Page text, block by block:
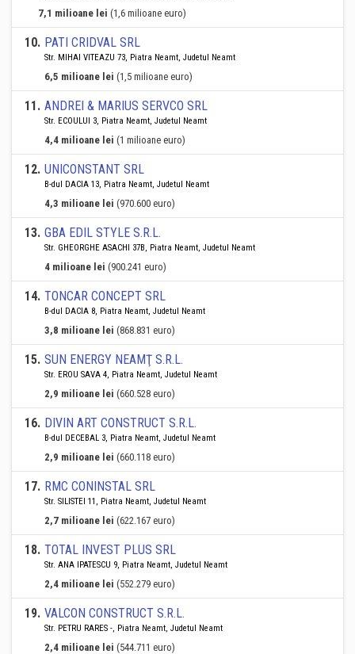
7,1 milioane lei (1,6 milioane euro)
10. PATI CRIDVAL SRL
Str. MIHAI VITEAZU 73, Piatra Neamt, Judetul Neamt
6,5 milioane lei (1,5 milioane euro)
11. ANDREI & MARIUS SERVCO SRL
Str. ECOULUI 3, Piatra Neamt, Judetul Neamt
4,4 milioane lei (1 milioane euro)
12. UNICONSTANT SRL
B-dul DACIA 13, Piatra Neamt, Judetul Neamt
4,3 milioane lei (970.600 euro)
13. GBA EDIL STYLE S.R.L.
Str. GHEORGHE ASACHI 37B, Piatra Neamt, Judetul Neamt
4 milioane lei (900.241 euro)
14. TONCAR CONCEPT SRL
B-dul DACIA 8, Piatra Neamt, Judetul Neamt
3,8 milioane lei (868.831 euro)
15. SUN ENERGY NEAMŢ S.R.L.
Str. EROU SAVA 4, Piatra Neamt, Judetul Neamt
2,9 milioane lei (660.528 euro)
16. DIVIN ART CONSTRUCT S.R.L.
B-dul DECEBAL 3, Piatra Neamt, Judetul Neamt
2,9 milioane lei (660.118 euro)
17. RMC CONINSTAL SRL
Str. SILISTEI 11, Piatra Neamt, Judetul Neamt
2,7 milioane lei (622.167 euro)
18. TOTAL INVEST PLUS SRL
Str. ANA IPATESCU 9, Piatra Neamt, Judetul Neamt
2,4 milioane lei (552.279 euro)
19. VALCON CONSTRUCT S.R.L.
Str. PETRU RARES -, Piatra Neamt, Judetul Neamt
2,4 milioane lei (544.711 euro)